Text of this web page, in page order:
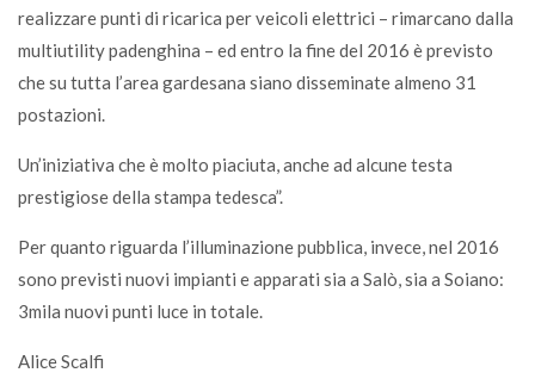
realizzare punti di ricarica per veicoli elettrici – rimarcano dalla
multiutility padenghina – ed entro la fine del 2016 è previsto
che su tutta l’area gardesana siano disseminate almeno 31
postazioni.
Un’iniziativa che è molto piaciuta, anche ad alcune testa
prestigiose della stampa tedesca”.
Per quanto riguarda l’illuminazione pubblica, invece, nel 2016
sono previsti nuovi impianti e apparati sia a Salò, sia a Soiano:
3mila nuovi punti luce in totale.
Alice Scalfi